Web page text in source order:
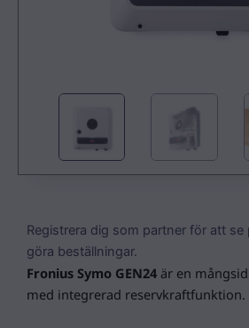
Registrera dig som partner för att se
göra beställningar.
Fronius Symo GEN24 är en
med integrerad reservkraftfunktion.